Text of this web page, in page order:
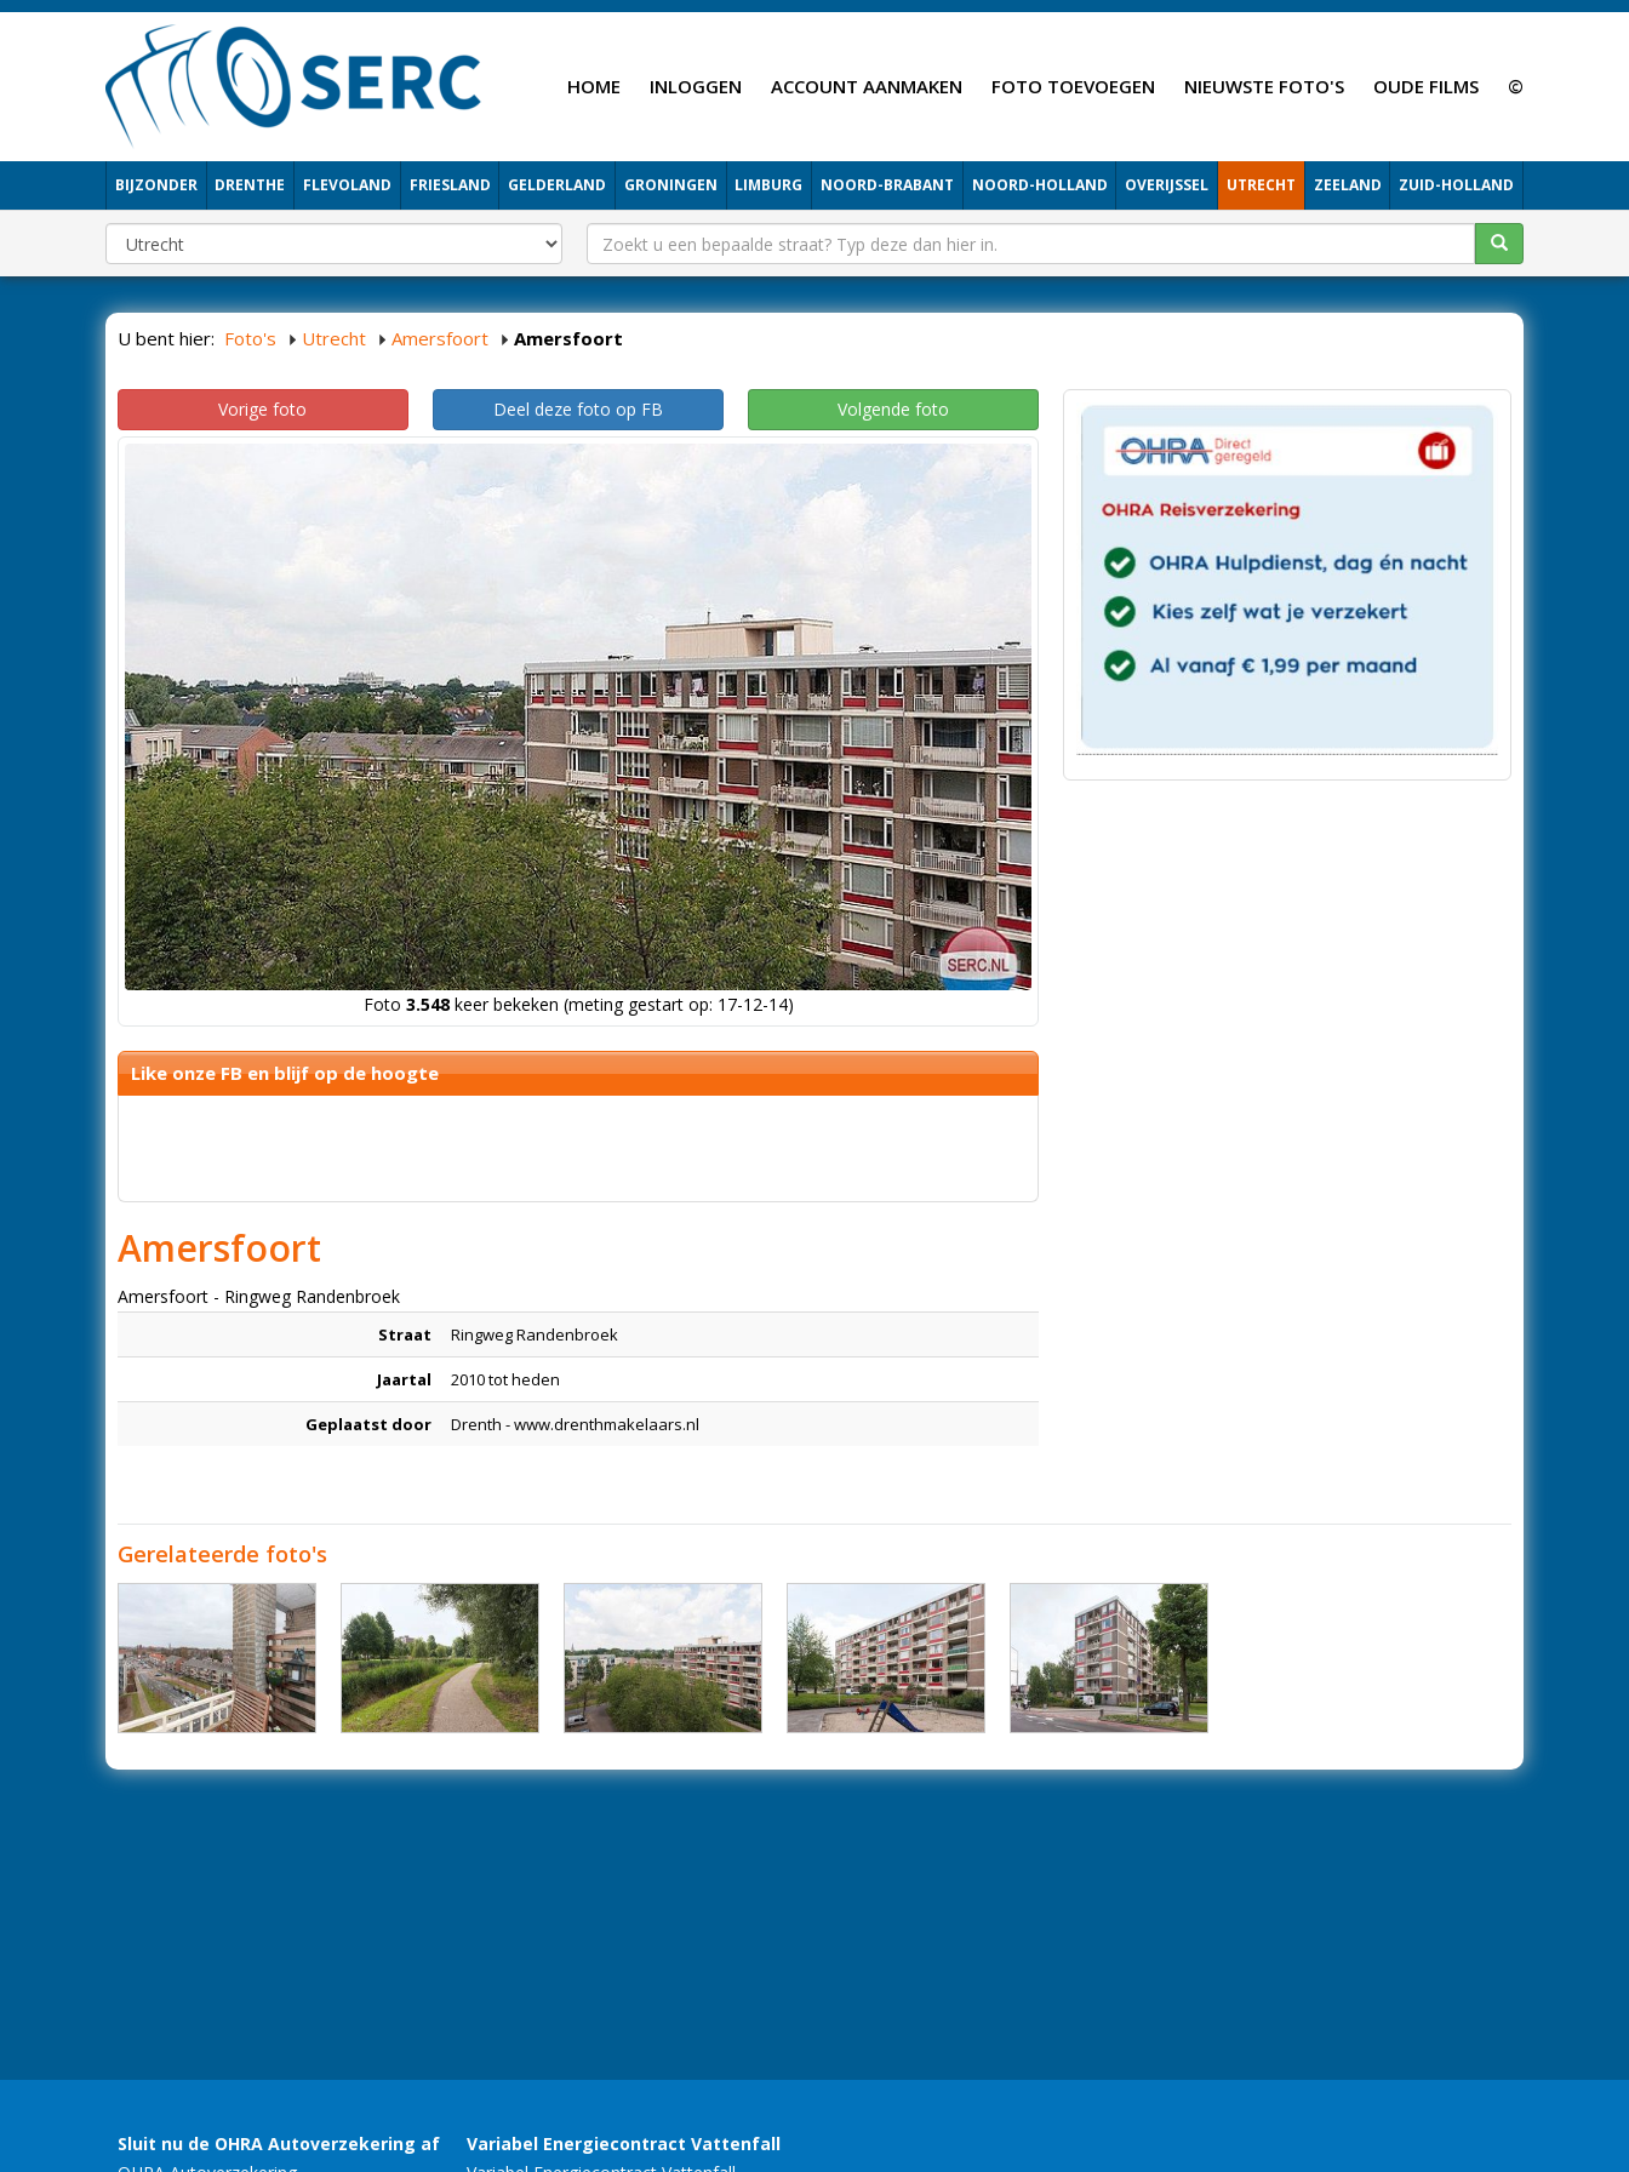
HOME INLOGGEN ACCOUNT AANMAKEN FOTO TOEVOEGEN NIEUWSTE FOTO'S OUDE FILMS ©
BIJZONDER DRENTHE FLEVOLAND FRIESLAND GELDERLAND GRONINGEN LIMBURG NOORD-BRABANT NOORD-HOLLAND OVERIJSSEL UTRECHT ZEELAND ZUID-HOLLAND
U bent hier: Foto's Utrecht Amersfoort Amersfoort
Vorige foto Deel deze foto op FB Volgende foto
Foto 3.548keer bekeken (meting gestart op: 17-12-14)
Like onze FB en blijf op de hoogte
Amersfoort
Amersfoort - Ringweg Randenbroek
Straat Ringweg Randenbroek
Jaartal 2010 tot heden
Geplaatst door Drenth - www.drenthmakelaars.nl
Gerelateerde foto's